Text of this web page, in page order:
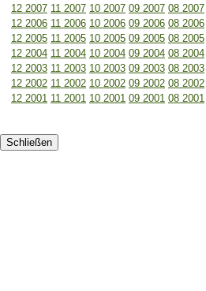
12 2007 11 2007 10 2007 09 2007 08 2007
12 2006 11 2006 10 2006 09 2006 08 2006
12 2005 11 2005 10 2005 09 2005 08 2005
12 2004 11 2004 10 2004 09 2004 08 2004
12 2003 11 2003 10 2003 09 2003 08 2003
12 2002 11 2002 10 2002 09 2002 08 2002
12 2001 11 2001 10 2001 09 2001 08 2001